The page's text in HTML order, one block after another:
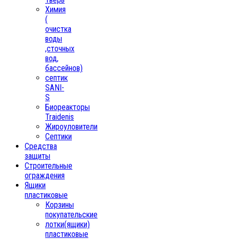
Химия
(
очистка
воды
,сточных
вод,
бассейнов)
септик
SANI-
S
Биореакторы
Traidenis
Жироуловители
Септики
Средства
защиты
Строительные
ограждения
Ящики
пластиковые
Корзины
покупательские
лотки(ящики)
пластиковые